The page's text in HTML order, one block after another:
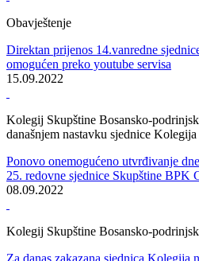
Novi saziv Skupštine BPK Goražde
Predsjedavajući Skupštine BPK-a za
imenovao Edina Ćulova
16.11.2022